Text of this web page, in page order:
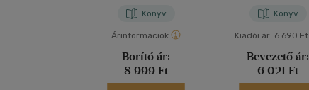
Könyv
Árinformációk
Borító ár:
8 999 Ft
Könyv
Kiadói ár: 6 690 Ft
Bevezető ár:
6 021 Ft